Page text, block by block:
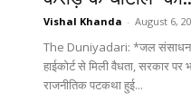
Vishal Khanda - August 6,
The Duniyadari: *जल संसाधन
हाईकोर्ट से मिली वैधता, सरकार
राजनीतिक पटकथा हुई...